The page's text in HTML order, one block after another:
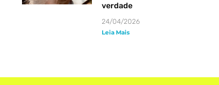
verdade
24/04/2026
Leia Mais